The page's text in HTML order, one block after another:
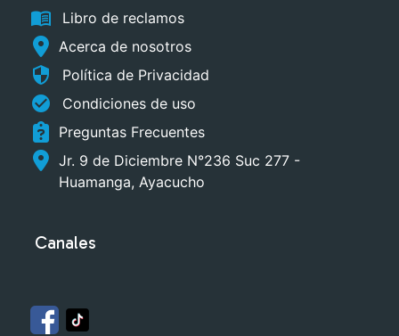
menu_book
Libro de reclamos
Acerca de nosotros
security Política de Privacidad
check_circle
Condiciones de uso
Preguntas Frecuentes
Jr. 9 de Diciembre N°236 Suc 277 -
Huamanga, Ayacucho
Canales